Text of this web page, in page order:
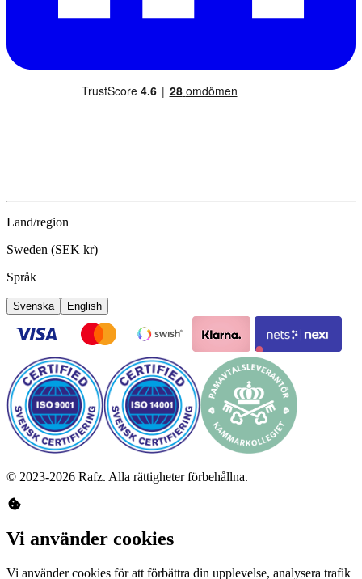
Land/region
Sweden (SEK kr)
Språk
Svenska English
© 2023-2026 Rafz. Alla rättigheter förbehållna.
Vi använder cookies
Vi använder cookies för att förbättra din upplevelse, analysera trafik